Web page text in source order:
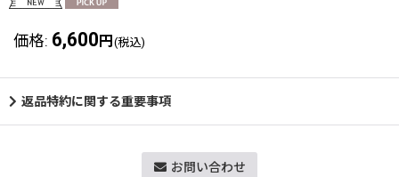
価格: 6,600 円 (税込)
返品特約に関する重要事項
お問い合わせ